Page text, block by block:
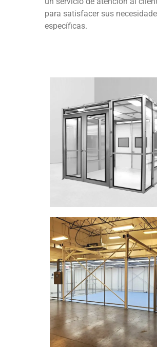
para satisfacer sus
específicas.